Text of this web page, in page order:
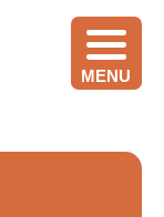
MENU